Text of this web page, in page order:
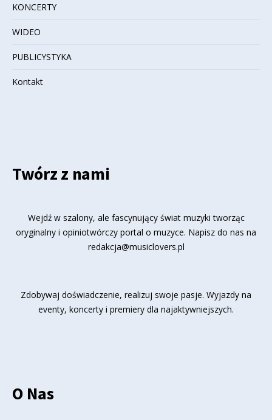
KONCERTY
WIDEO
PUBLICYSTYKA
Kontakt
Twórz z nami
Wejdź w szalony, ale fascynujący świat muzyki tworząc
oryginalny i opiniotwórczy portal o muzyce. Napisz do nas na
redakcja@musiclovers.pl
Zdobywaj doświadczenie, realizuj swoje pasje. Wyjazdy na
eventy, koncerty i premiery dla najaktywniejszych.
O Nas